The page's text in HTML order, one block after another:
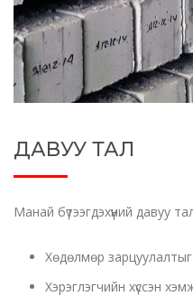
ДАВУУ ТАЛ
Манай бүтээгдэхүүний давуу
Хөдөлмөр
Хэрэглэгчийн хүссэн